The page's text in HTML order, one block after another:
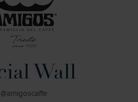
Wall
@amigoscaffe